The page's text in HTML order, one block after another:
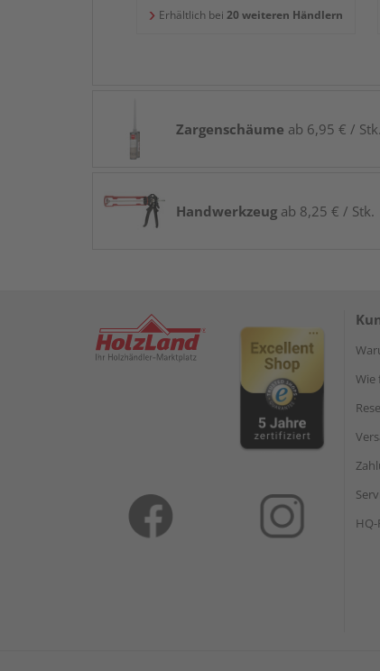
Erhältlich bei 20 weiteren Händlern
Zargenschäume ab 6,95 € / Stk.
Handwerkzeug ab 8,25 € / Stk.
Wie